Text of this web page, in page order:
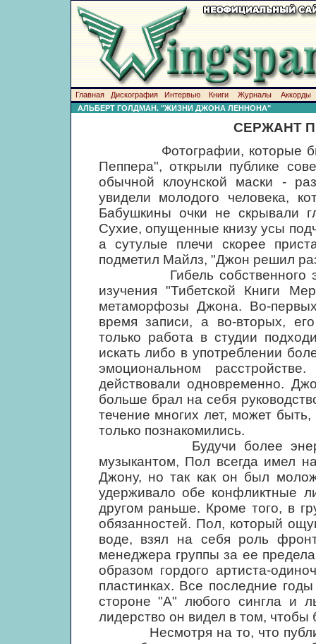
Главная Дискография Интервью Книги Журналы
Аккорды
АЛЬБЕРТ ГОЛДМАН. "ЖИЗНИ ДЖОНА ЛЕННОНА"
СЕРЖАНТ
Фотографии, которые были
Пеппера", открыли публике
обычной клоунской маски -
увидели молодого человека,
Бабушкины очки не скрывали
Сухие, опущенные книзу усы
а сутулые плечи скорее
подметил Майлз, "Джон решил
Гибель собственного эго
изучения "Тибетской Книги
метаморфозы Джона. Во-
время записи, а во-вторых,
только работа в студии
искать либо в употреблении
эмоциональном
действовали одновременно.
больше брал на себя
течение многих лет, может
только познакомились.
Будучи более
музыкантом, Пол всегда имел
Джону, но так как он был
удерживало обе конфликтные
другом раньше. Кроме того, в
обязанностей. Пол, который
воде, взял на себя роль
менеджера группы за ее
образом гордого артиста-
пластинках. Все последние
стороне "А" любого сингла и
лидерство он видел в том,
Несмотря на то, что